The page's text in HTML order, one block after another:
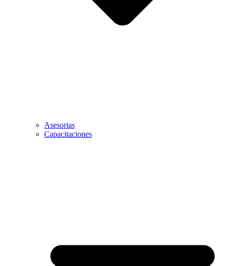
Asesorias
Capacitaciones